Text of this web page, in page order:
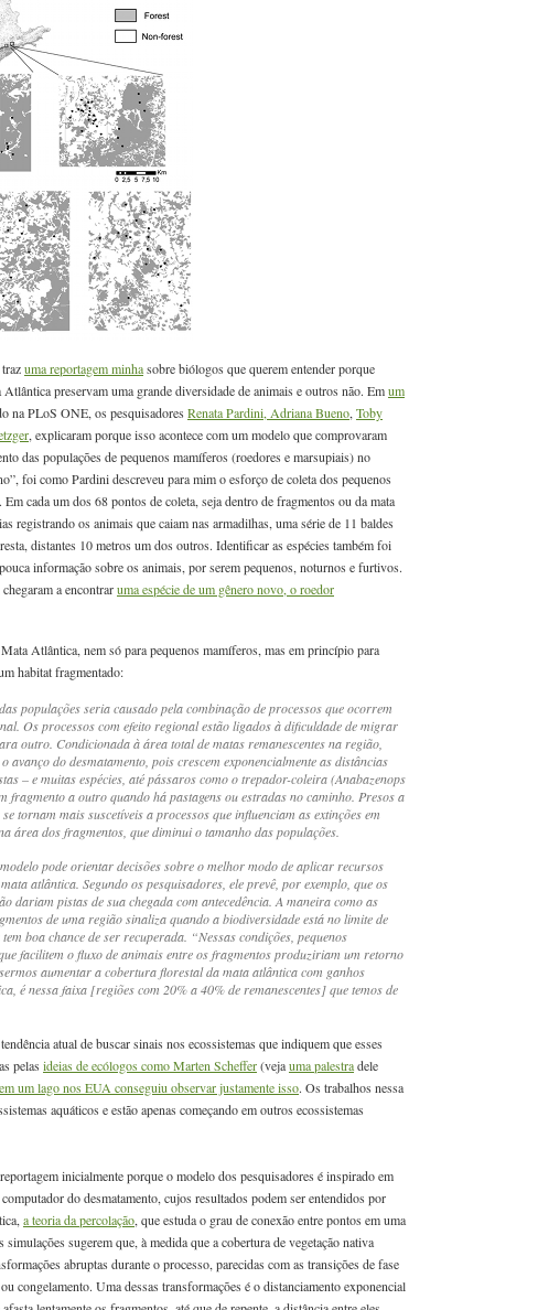
uma reportagem minhasobre biólogos que querem entender porque
preservam uma grande diversidade de animais e outros não. Emum
na PLoS ONE, os pesquisadores Renata Pardini, Adriana Bueno, Toby
, explicaram porque isso acontece com um modelo quecomprovaram
das populações de pequenos mamíferos (roedores e marsupiais) no
foi como Pardini descreveu para mim o esforço de coleta dos pequenos
cada um dos 68 pontos de coleta, seja dentro de fragmentos ou da mata
registrando os animais que caiam nas armadilhas, uma série de 11 baldes
distantes 10 metros um dos outros. Identificar as espécies também foi
informação sobre os animais, por serem pequenos, noturnos e furtivos.
a encontraruma espécie de um gênero novo, o roedor
Atlântica, nem só para pequenos mamíferos, mas em princípio para
habitat fragmentado:
populações seria causado pela combinação de processos que ocorrem
Os processos com efeito regional estão ligados à dificuldade de migrar
outro. Condicionada à área total de matas remanescentes na região,
avanço do desmatamento, pois crescem exponencialmente as distâncias
– e muitas espécies, até pássaros como o trepador-coleira (Anabazenops
fragmento a outro quando há pastagens ou estradas no caminho. Presos a
tornam mais suscetíveis a processos que influenciam as extinções em
área dos fragmentos, que diminui o tamanho das populações.
pode orientar decisões sobre o melhor modo de aplicar recursos
atlântica. Segundo os pesquisadores, ele prevê, por exemplo, que os
dariam pistas de sua chegada com antecedência. A maneira como as
de uma região sinaliza quando a biodiversidade está no limite de
boa chance de ser recuperada. “Nessas condições, pequenos
facilitem o fluxo de animais entre os fragmentos produziriam um retorno
aumentar a cobertura florestal da mata atlântica com ganhos
é nessa faixa [regiões com 20% a 40% de remanescentes] que temos de
atual de buscar sinais nos ecossistemas que indiquem que esses
pelas ideias de ecólogos como Marten Scheffer(vejauma palestradele
um lago nos EUA conseguiu observar justamente isso. Os trabalhos nessa
aquáticos e estão apenas começando em outros ecossistemas
inicialmente porque o modelo dos pesquisadores é inspirado em
do desmatamento, cujos resultados podem ser entendidos por
a teoria da percolação, que estuda o grau de conexão entre pontos em uma
sugerem que, à medida que a cobertura de vegetação nativa
abruptas durante o processo, parecidas com as transições de fase
congelamento. Uma dessas transformações é o distanciamento exponencial